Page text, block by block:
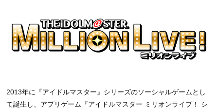
2013年に『アイドルマスター』シリーズのソーシャルゲームとし
て誕生し、アプリゲーム『アイドルマスター ミリオンライブ！ シ